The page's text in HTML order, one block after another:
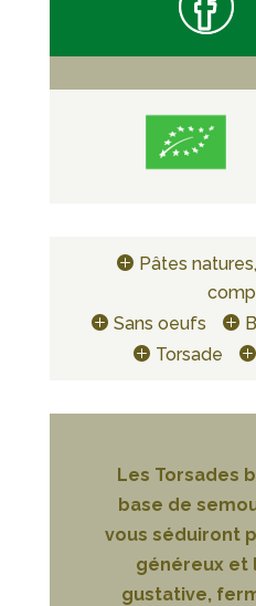
Pâtes
Sans oeufs
Torsade
Les Torsades
base de
vous séduiront
généreux et
gustative,